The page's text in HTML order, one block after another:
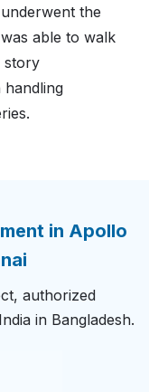
the
able to walk
story
handling
in Apollo
authorized
in Bangladesh.